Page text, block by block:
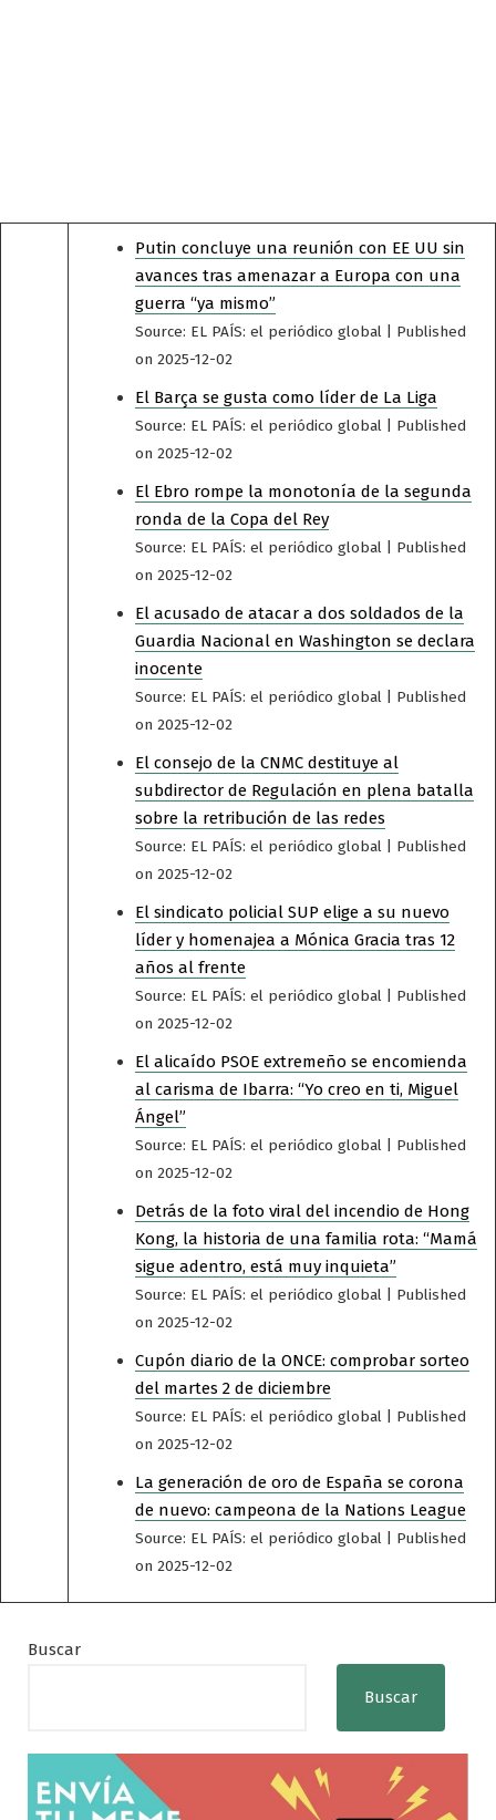
Putin concluye una reunión con EE UU sin
avances tras amenazar a Europa con una
guerra “ya mismo”
Source: EL PAÍS: el periódico global
Published
on 2025-12-02
El Barça se gusta como líder de La Liga
Source: EL PAÍS: el periódico global
Published
on 2025-12-02
El Ebro rompe la monotonía de la segunda
ronda de la Copa del Rey
Source: EL PAÍS: el periódico global
Published
on 2025-12-02
El acusado de atacar a dos soldados de la
Guardia Nacional en Washington se declara
inocente
Source: EL PAÍS: el periódico global
Published
on 2025-12-02
El consejo de la CNMC destituye al
subdirector de Regulación en plena batalla
sobre la retribución de las redes
Source: EL PAÍS: el periódico global
Published
on 2025-12-02
El sindicato policial SUP elige a su nuevo
líder y homenajea a Mónica Gracia tras 12
años al frente
Source: EL PAÍS: el periódico global
Published
on 2025-12-02
El alicaído PSOE extremeño se encomienda
al carisma de Ibarra: “Yo creo en ti, Miguel
Ángel”
Source: EL PAÍS: el periódico global
Published
on 2025-12-02
Detrás de la foto viral del incendio de Hong
Kong, la historia de una familia rota: “Mamá
sigue adentro, está muy inquieta”
Source: EL PAÍS: el periódico global
Published
on 2025-12-02
Cupón diario de la ONCE: comprobar sorteo
del martes 2 de diciembre
Source: EL PAÍS: el periódico global
Published
on 2025-12-02
La generación de oro de España se corona
de nuevo: campeona de la Nations League
Source: EL PAÍS: el periódico global
Published
on 2025-12-02
Buscar
Buscar